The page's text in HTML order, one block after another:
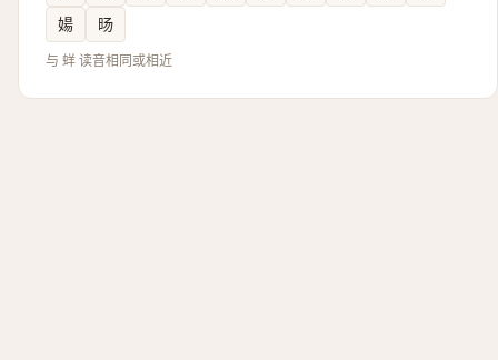
婸
旸
与 蛘 读音相同或相近